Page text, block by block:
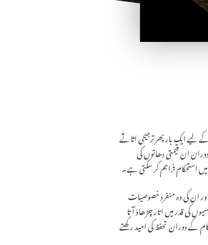
کے لیے ایک بار پھر ترجیحی اثاثے
ان قیمتی دھاتوں کی
استحکام فراہم کر سکتی ہے۔
ان کی وہ منفرد خصوصیات
کی قدر میں اتار چڑھاؤ آتا
کے دوران تحفظ کی امید رکھتے